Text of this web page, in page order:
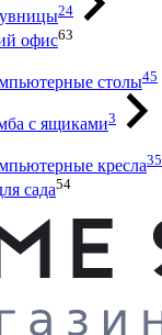
24
офис63
столы45
с ящиками3
кресла35
сада54